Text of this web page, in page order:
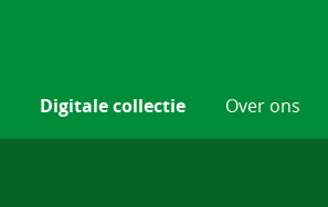
Digitale collectie Over ons